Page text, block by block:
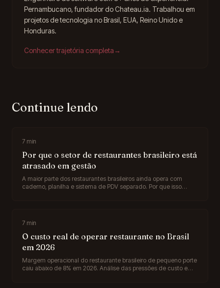
Pernambucano, fundador do Chateau.ia. Trabalhou em
projetos de tecnologia no Brasil, EUA, Reino Unido e
Honduras.
Conhecer trajetória completa →
Continue lendo
7 min
Por que o setor de restaurantes brasileiro está
atrasado em gestão
A maior parte dos restaurantes brasileiros ainda opera com
caderno, planilha e sistema de PDV separado. Por que isso
7 min
O custo real de operar restaurante no Brasil
em 2026
Margem operacional do restaurante brasileiro de pequeno porte
caiu abaixo de 8% em 2026. Análise das pressões de custo e